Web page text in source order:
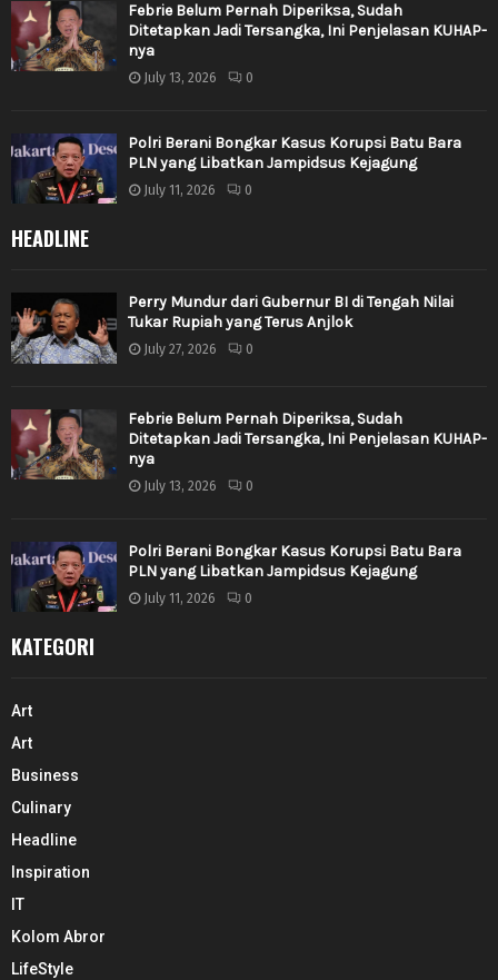
Febrie Belum Pernah Diperiksa, Sudah
Ditetapkan Jadi Tersangka, Ini Penjelasan KUHAP-
nya
July 13, 2026 0
Polri Berani Bongkar Kasus Korupsi Batu Bara
PLN yang Libatkan Jampidsus Kejagung
July 11, 2026 0
HEADLINE
Perry Mundur dari Gubernur BI di Tengah Nilai
Tukar Rupiah yang Terus Anjlok
July 27, 2026 0
Febrie Belum Pernah Diperiksa, Sudah
Ditetapkan Jadi Tersangka, Ini Penjelasan KUHAP-
nya
July 13, 2026 0
Polri Berani Bongkar Kasus Korupsi Batu Bara
PLN yang Libatkan Jampidsus Kejagung
July 11, 2026 0
KATEGORI
Art
Art
Business
Culinary
Headline
Inspiration
IT
Kolom Abror
LifeStyle